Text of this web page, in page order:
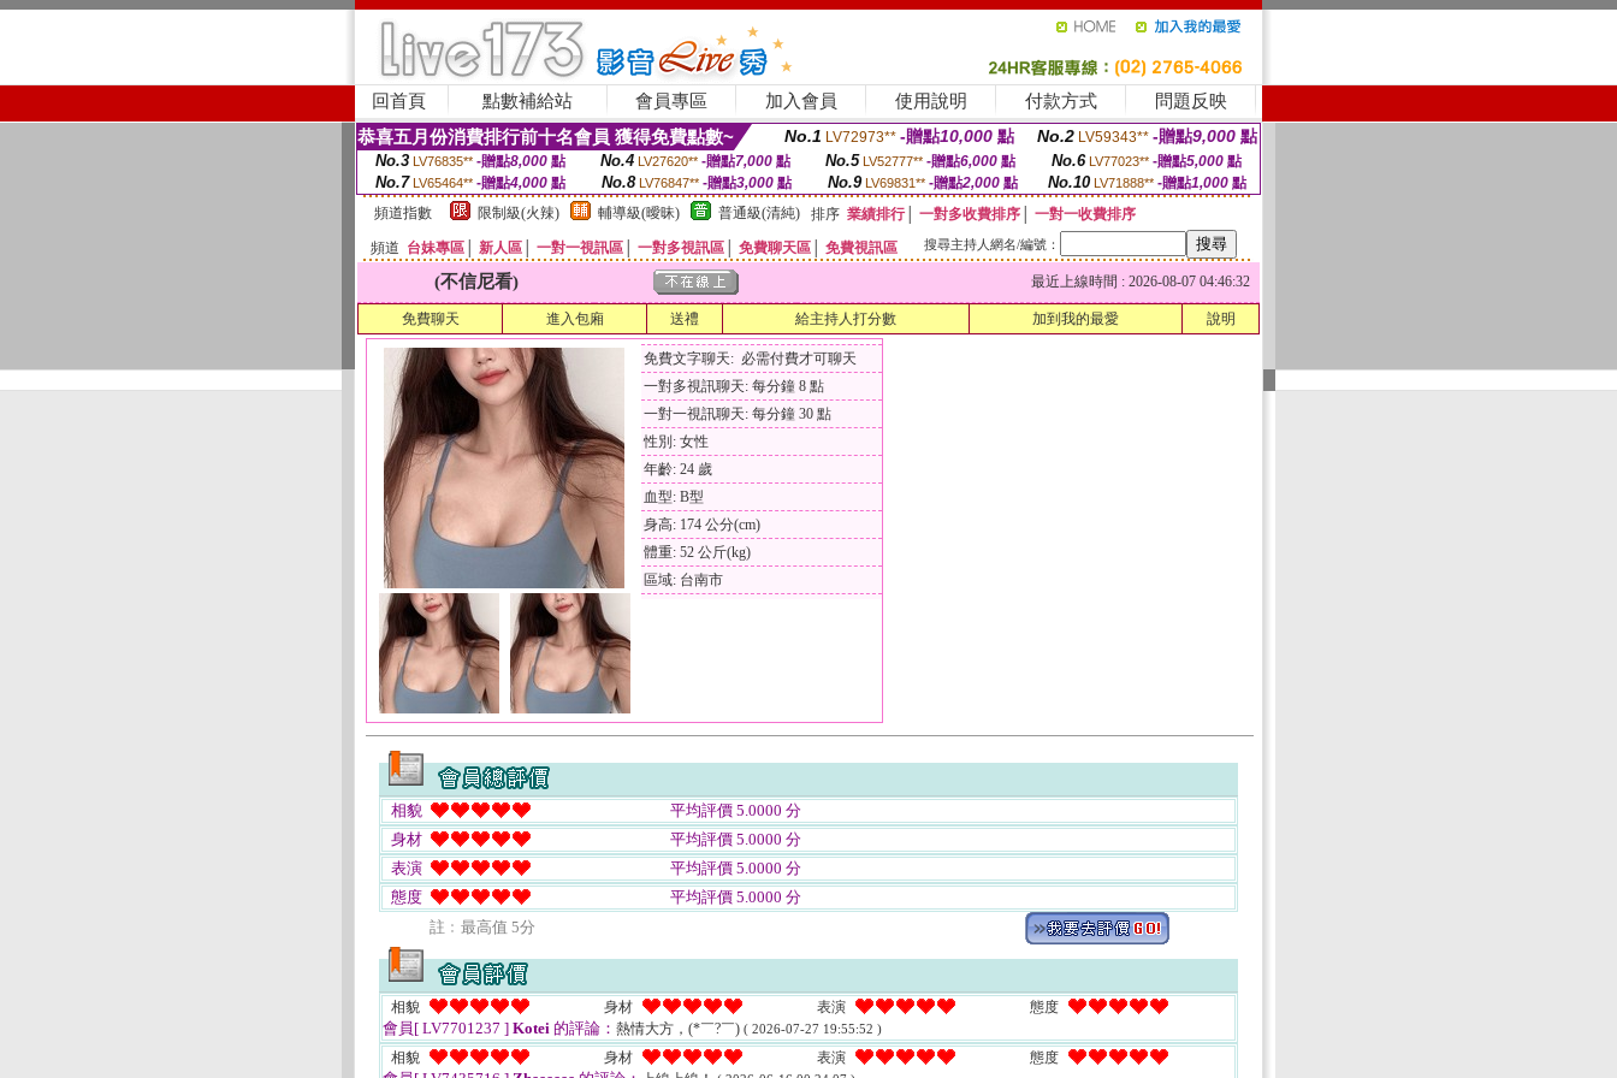
回首頁 點數補給站 會員專區 加入會員 使用說明 付款方式 問題反映
恭喜五月份消費排行前十名會員 獲得免費點數~ No.1 LV72973** -贈點10,000 點 No.2 LV59343** -贈點9,000 點
No.3 LV76835** -贈點8,000點 No.4 LV27620** -贈點7,000點 No.5 LV52777** -贈點6,000點 No.6 LV77023** -贈點5,000點
No.7 LV65464** -贈點4,000 點 No.8 LV76847** -贈點3,000 點 No.9 LV69831** -贈點2,000點 No.10 LV71888** -贈點1,000 點
頻道指數
限制級(火辣) 輔導級(曖昧) 普通級(清純) 排序 業績排行│ 一對多收費排序
一對一收費排序
頻道 台妹專區 新人區 一對一視訊區 一對多視訊區 免費聊天區 免費視訊區 搜尋主持人網名/編號：
(不信尼看) 最近上線時間 : 2026-08-07 04:46:32
免費聊天 進入包廂 送禮 給主持人打分數 加到我的最愛 說明
免費文字聊天: 必需付費才可聊天
一對多視訊聊天: 每分鐘 8 點
一對一視訊聊天: 每分鐘 30 點
性別: 女性
年齡: 24 歲
血型: B型
身高: 174 公分(cm)
體重: 52 公斤(kg)
區域: 台南市
相貌
平均評價 5.0000 分
身材
平均評價 5.0000 分
表演
平均評價 5.0000 分
態度
平均評價 5.0000 分
註﹕最高值 5分
相貌 身材 表演 態度
會員[ LV7701237 ] Kotei 的評論： 熱情大方，(*￣?￣) ( 2026-07-27 19:55:52 )
相貌 身材 表演 態度